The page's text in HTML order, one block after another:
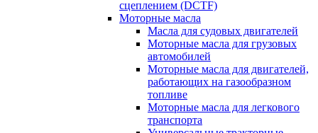
сцеплением (DCTF)
Моторные масла
Масла для судовых двигателей
Моторные масла для грузовых
автомобилей
Моторные масла для двигателей,
работающих на газообразном
топливе
Моторные масла для легкового
транспорта